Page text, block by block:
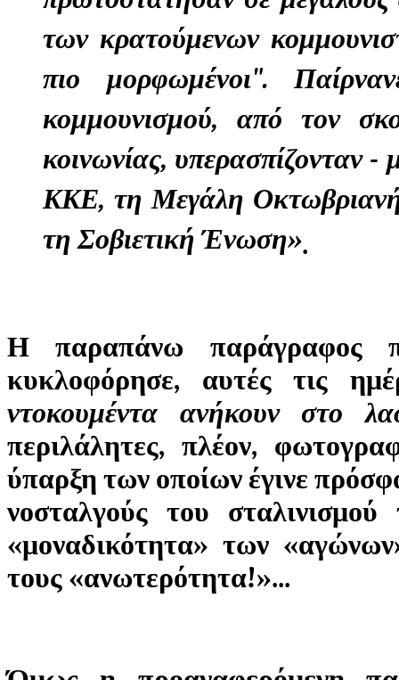
των κρατούμενων
πιο μορφωμένοι".
κομμουνισμού, από τον
κοινωνίας, υπερασπίζονταν -
ΚΚΕ, τη Μεγάλη
τη Σοβιετική Ένωση».
Η παραπάνω παράγραφος
κυκλοφόρησε, αυτές τις
ντοκουμέντα ανήκουν στο
περιλάλητες, πλέον,
ύπαρξη των οποίων έγινε
νοσταλγούς του
«μοναδικότητα» των
τους «ανωτερότητα!»...